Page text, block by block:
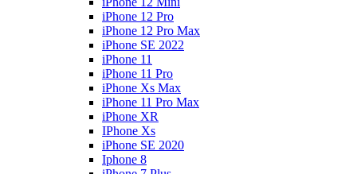
iPhone 12 Pro
iPhone 12 Pro Max
iPhone SE 2022
iPhone 11
iPhone 11 Pro
iPhone Xs Max
iPhone 11 Pro Max
iPhone XR
IPhone Xs
iPhone SE 2020
Iphone 8